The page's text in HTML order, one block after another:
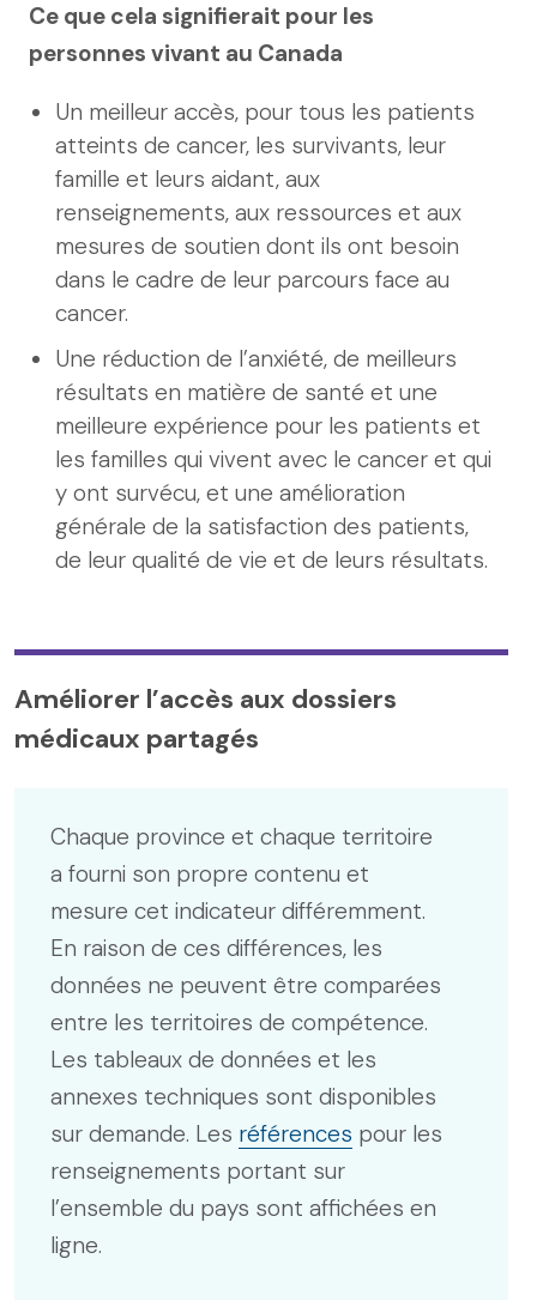
Ce que cela signifierait pour les
personnes vivant au Canada
Un meilleur accès, pour tous les patients
atteints de cancer, les survivants, leur
famille et leurs aidant, aux
renseignements, aux ressources et aux
mesures de soutien dont ils ont besoin
dans le cadre de leur parcours face au
cancer.
Une réduction de l’anxiété, de meilleurs
résultats en matière de santé et une
meilleure expérience pour les patients et
les familles qui vivent avec le cancer et qui
y ont survécu, et une amélioration
générale de la satisfaction des patients,
de leur qualité de vie et de leurs résultats.
Améliorer l’accès aux dossiers
médicaux partagés
Chaque province et chaque territoire
a fourni son propre contenu et
mesure cet indicateur différemment.
En raison de ces différences, les
données ne peuvent être comparées
entre les territoires de compétence.
Les tableaux de données et les
annexes techniques sont disponibles
sur demande. Les références pour les
renseignements portant sur
l’ensemble du pays sont affichées en
ligne.